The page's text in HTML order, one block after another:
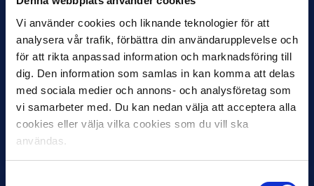
Vi använder cookies och liknande teknologier för att
analysera vår trafik, förbättra din användarupplevelse och
för att rikta anpassad information och marknadsföring till
dig. Den information som samlas in kan komma att delas
med sociala medier och annons- och analysföretag som
vi samarbeter med. Du kan nedan välja att acceptera alla
cookies eller välja vilka cookies som du vill ska
användas.
11 JUNI
VM-spelare med förflutet i Allsvenskan
och Superettan
Bosnien & Hercegovina Armin Gigovic — Helsingborgs IF
Dennis Hadžikadunić — Malmö FF / Trelleborg FF
Elfenbenskusten…